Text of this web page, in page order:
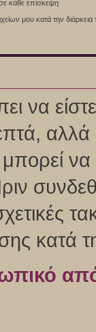
κάθε επίσκεψη
μου κατά την διάρκεια
να
μπορεί
κατά